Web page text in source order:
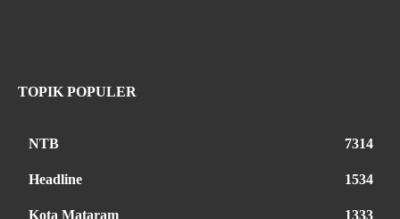
TOPIK POPULER
NTB 7314
Headline 1534
Kota Mataram 1333